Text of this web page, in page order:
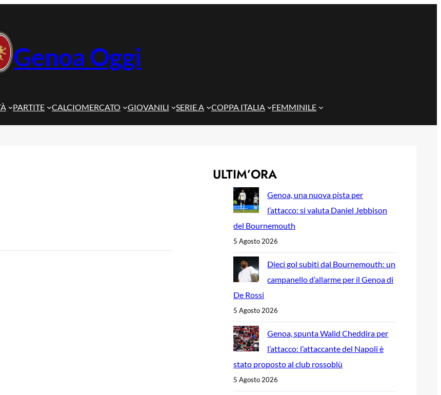
Genoa Oggi
PARTITE CALCIOMERCATO GIOVANILI SERIE A COPPA ITALIA FEMMINILE
ULTIM’ORA
Genoa, una nuova pista per
l’attacco: si valuta Daniel Jebbison
del Bournemouth
5 Agosto 2026
Dieci gol subiti dal Bournemouth: un
campanello d’allarme per il Genoa di
De Rossi
5 Agosto 2026
Genoa, spunta Walid Cheddira per
l’attacco: l’attaccante del Napoli è
stato proposto al club rossoblù
5 Agosto 2026